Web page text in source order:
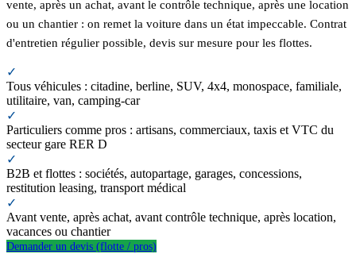
vente, après un achat, avant le contrôle technique, après une location
ou un chantier : on remet la voiture dans un état impeccable. Contrat
d'entretien régulier possible, devis sur mesure pour les flottes.
✓
Tous véhicules : citadine, berline, SUV, 4x4, monospace, familiale,
utilitaire, van, camping-car
✓
Particuliers comme pros : artisans, commerciaux, taxis et VTC du
secteur gare RER D
✓
B2B et flottes : sociétés, autopartage, garages, concessions,
restitution leasing, transport médical
✓
Avant vente, après achat, avant contrôle technique, après location,
vacances ou chantier
Demander un devis (flotte / pros)